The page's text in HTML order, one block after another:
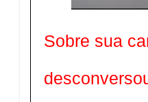
Sobre sua